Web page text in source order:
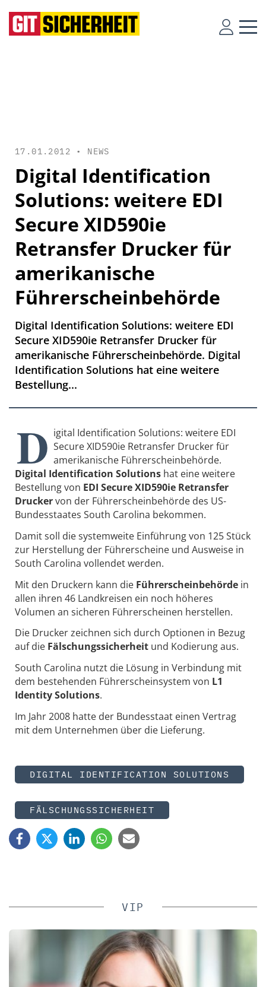
17.01.2012 • NEWS
Digital Identification
Solutions: weitere EDI
Secure XID590ie
Retransfer Drucker für
amerikanische
Führerscheinbehörde
Digital Identification Solutions: weitere EDI
Secure XID590ie Retransfer Drucker für
amerikanische Führerscheinbehörde. Digital
Identification Solutions hat eine weitere
Bestellung...
D igital Identification Solutions: weitere EDI
Secure XID590ie Retransfer Drucker für
amerikanische Führerscheinbehörde.
Digital Identification Solutions hat eine weitere
Bestellung von EDI Secure XID590ie Retransfer
Druckervon der Führerscheinbehörde des US-
Bundesstaates South Carolina bekommen.
Damit soll die systemweite Einführung von 125 Stück
zur Herstellung der Führerscheine und Ausweise in
South Carolina vollendet werden.
Mit den Druckern kann die Führerscheinbehörde in
allen ihren 46 Landkreisen ein noch höheres
Volumen an sicheren Führerscheinen herstellen.
Die Drucker zeichnen sich durch Optionen in Bezug
auf die Fälschungssicherheit und Kodierung aus.
South Carolina nutzt die Lösung in Verbindung mit
dem bestehenden Führerscheinsystem von L1
Identity Solutions.
Im Jahr 2008 hatte der Bundesstaat einen Vertrag
mit dem Unternehmen über die Lieferung.
DIGITAL IDENTIFICATION SOLUTIONS
FÄLSCHUNGSSICHERHEIT
VIP